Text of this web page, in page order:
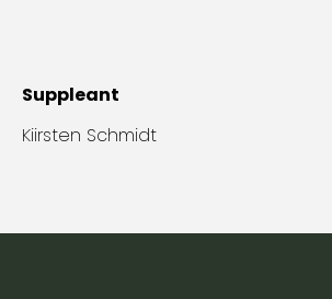
Suppleant
Kiirsten Schmidt